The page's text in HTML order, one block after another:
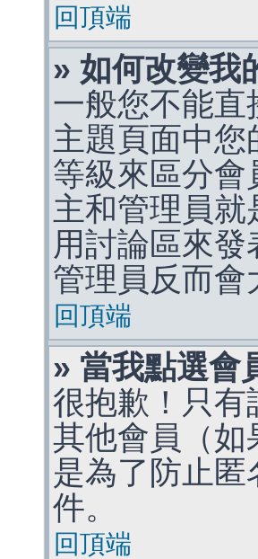
回頂端
» 如何改變我
一般您不能
主題頁面中
等級來區分
主和管理員
用討論區來
管理員反而
回頂端
» 當我點選會
很抱歉！只有
其他會員（如
是為了防止
件。
回頂端